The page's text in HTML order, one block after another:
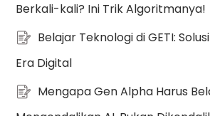
Berkali-kali? Ini Trik Algoritmanya!
Belajar Teknologi di GETI:
Era Digital
Mengapa Gen Alpha Harus